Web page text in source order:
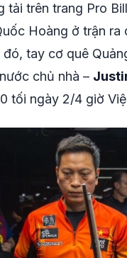
tải trên trang Pro
Hoàng ở trận ra
tay cơ quê
chủ nhà –
tối ngày 2/4 giờ